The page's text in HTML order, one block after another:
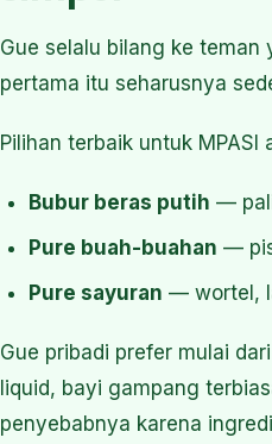
Gue selalu bilang ke teman
pertama itu seharusnya
Pilihan terbaik untuk MPASI
Bubur beras putih —
Pure buah-buahan —
Pure sayuran — wortel,
Gue pribadi prefer mulai
liquid, bayi gampang
penyebabnya karena